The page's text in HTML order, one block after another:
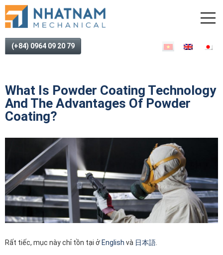
(+84) 0964 09 20 79
What Is Powder Coating Technology
And The Advantages Of Powder
Coating?
Rất tiếc, mục này chỉ tồn tại ở English và 日本語.